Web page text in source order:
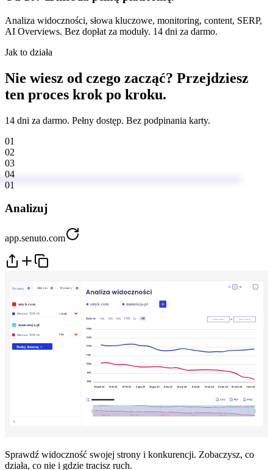
Analiza widoczności, słowa kluczowe, monitoring, content, SERP,
AI Overviews. Bez dopłat za moduły. 14 dni za darmo.
Jak to działa
Nie wiesz od czego zacząć? Przejdziesz
ten proces krok po kroku.
14 dni za darmo. Pełny dostęp. Bez podpinania karty.
01
02
03
04
01
Analizuj
app.senuto.com
Sprawdź widoczność swojej strony i konkurencji. Zobaczysz, co
działa, co nie i gdzie tracisz ruch.